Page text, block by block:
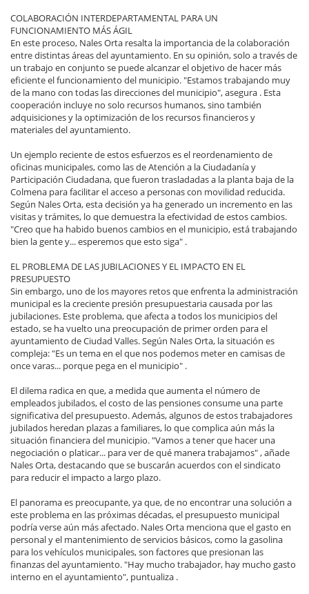
COLABORACIÓN INTERDEPARTAMENTAL PARA UN
FUNCIONAMIENTO MÁS ÁGIL
En este proceso, Nales Orta resalta la importancia de la colaboración
entre distintas áreas del ayuntamiento. En su opinión, solo a través de
un trabajo en conjunto se puede alcanzar el objetivo de hacer más
eficiente el funcionamiento del municipio. "Estamos trabajando muy
de la mano con todas las direcciones del municipio", asegura . Esta
cooperación incluye no solo recursos humanos, sino también
adquisiciones y la optimización de los recursos financieros y
materiales del ayuntamiento.
Un ejemplo reciente de estos esfuerzos es el reordenamiento de
oficinas municipales, como las de Atención a la Ciudadanía y
Participación Ciudadana, que fueron trasladadas a la planta baja de la
Colmena para facilitar el acceso a personas con movilidad reducida.
Según Nales Orta, esta decisión ya ha generado un incremento en las
visitas y trámites, lo que demuestra la efectividad de estos cambios.
"Creo que ha habido buenos cambios en el municipio, está trabajando
bien la gente y... esperemos que esto siga" .
EL PROBLEMA DE LAS JUBILACIONES Y EL IMPACTO EN EL
PRESUPUESTO
Sin embargo, uno de los mayores retos que enfrenta la administración
municipal es la creciente presión presupuestaria causada por las
jubilaciones. Este problema, que afecta a todos los municipios del
estado, se ha vuelto una preocupación de primer orden para el
ayuntamiento de Ciudad Valles. Según Nales Orta, la situación es
compleja: "Es un tema en el que nos podemos meter en camisas de
once varas... porque pega en el municipio" .
El dilema radica en que, a medida que aumenta el número de
empleados jubilados, el costo de las pensiones consume una parte
significativa del presupuesto. Además, algunos de estos trabajadores
jubilados heredan plazas a familiares, lo que complica aún más la
situación financiera del municipio. "Vamos a tener que hacer una
negociación o platicar... para ver de qué manera trabajamos" , añade
Nales Orta, destacando que se buscarán acuerdos con el sindicato
para reducir el impacto a largo plazo.
El panorama es preocupante, ya que, de no encontrar una solución a
este problema en las próximas décadas, el presupuesto municipal
podría verse aún más afectado. Nales Orta menciona que el gasto en
personal y el mantenimiento de servicios básicos, como la gasolina
para los vehículos municipales, son factores que presionan las
finanzas del ayuntamiento. "Hay mucho trabajador, hay mucho gasto
interno en el ayuntamiento", puntualiza .